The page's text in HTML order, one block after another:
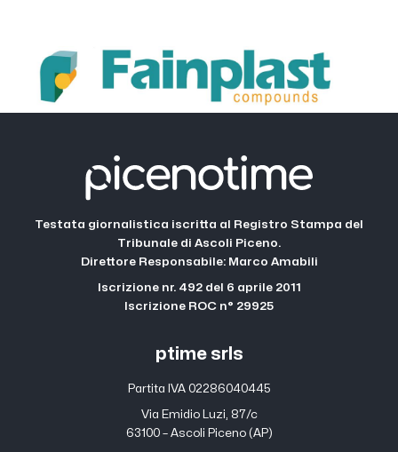
Testata giornalistica iscritta al Registro Stampa del
Tribunale di Ascoli Piceno.
Direttore Responsabile: Marco Amabili
Iscrizione nr. 492 del 6 aprile 2011
Iscrizione ROC n° 29925
ptime srls
Partita IVA 02286040445
Via Emidio Luzi, 87/c
63100 – Ascoli Piceno (AP)